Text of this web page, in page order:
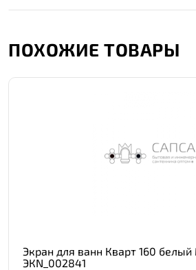
ПОХОЖИЕ ТОВАРЫ
Экран для ванн Кварт 160
ЭКN_002841